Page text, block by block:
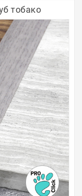
тобако